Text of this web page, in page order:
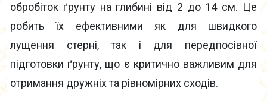
обробіток ґрунту на глибині від 2 до 14 см. Це
робить їх ефективними як для швидкого
лущення стерні, так і для передпосівної
підготовки ґрунту, що є критично важливим для
отримання дружніх та рівномірних сходів.